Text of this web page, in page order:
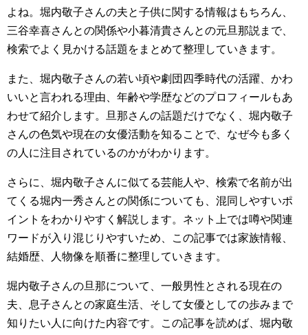
よね。堀内敬子さんの夫と子供に関する情報はもちろん、
三谷幸喜さんとの関係や小暮清貴さんとの元旦那説まで、
検索でよく見かける話題をまとめて整理していきます。
また、堀内敬子さんの若い頃や劇団四季時代の活躍、かわ
いいと言われる理由、年齢や学歴などのプロフィールもあ
わせて紹介します。旦那さんの話題だけでなく、堀内敬子
さんの色気や現在の女優活動を知ることで、なぜ今も多く
の人に注目されているのかがわかります。
さらに、堀内敬子さんに似てる芸能人や、検索で名前が出
てくる堀内一秀さんとの関係についても、混同しやすいポ
イントをわかりやすく解説します。ネット上では噂や関連
ワードが入り混じりやすいため、この記事では家族情報、
結婚歴、人物像を順番に整理していきます。
堀内敬子さんの旦那について、一般男性とされる現在の
夫、息子さんとの家庭生活、そして女優としての歩みまで
知りたい人に向けた内容です。この記事を読めば、堀内敬